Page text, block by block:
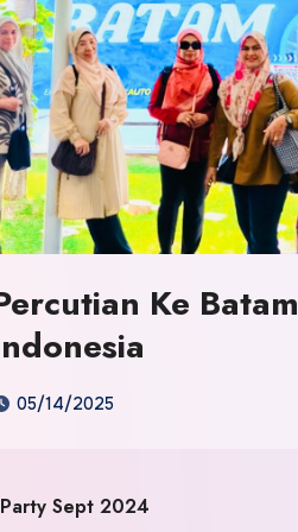
Ke Batam
05/14/2025
Sept 2024